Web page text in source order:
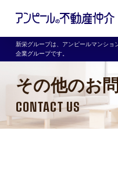
新栄グループは、アンピールマンショ
企業グループです。
その他のお
CONTACT US